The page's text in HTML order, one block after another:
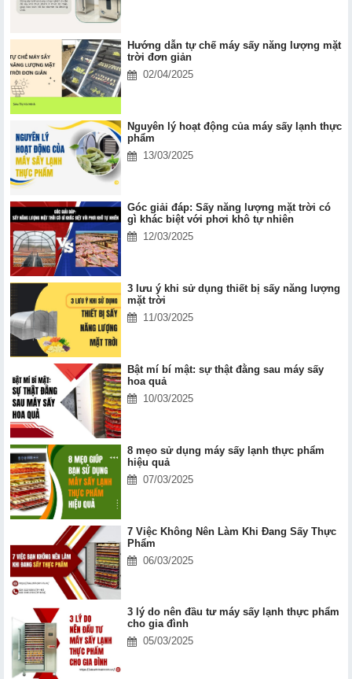
Hướng dẫn tự chế máy sấy năng lượng mặt
trời đơn giản
02/04/2025
Nguyên lý hoạt động của máy sấy lạnh thực
phẩm
13/03/2025
Góc giải đáp: Sấy năng lượng mặt trời có
gì khác biệt với phơi khô tự nhiên
12/03/2025
3 lưu ý khi sử dụng thiết bị sấy năng lượng
mặt trời
11/03/2025
Bật mí bí mật: sự thật đằng sau máy sấy
hoa quả
10/03/2025
8 mẹo sử dụng máy sấy lạnh thực phẩm
hiệu quả
07/03/2025
7 Việc Không Nên Làm Khi Đang Sấy Thực
Phẩm
06/03/2025
3 lý do nên đầu tư máy sấy lạnh thực phẩm
cho gia đình
05/03/2025